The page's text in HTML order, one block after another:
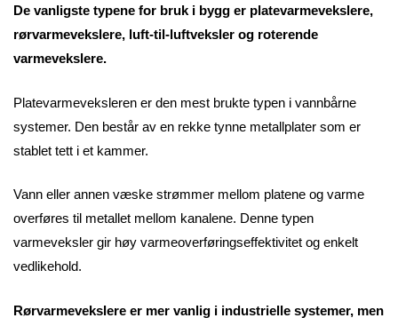
De vanligste typene for bruk i bygg er platevarmevekslere,
rørvarmevekslere, luft-til-luftveksler og roterende
varmevekslere.
Platevarmeveksleren er den mest brukte typen i vannbårne
systemer. Den består av en rekke tynne metallplater som er
stablet tett i et kammer.
Vann eller annen væske strømmer mellom platene og varme
overføres til metallet mellom kanalene. Denne typen
varmeveksler gir høy varmeoverføringseffektivitet og enkelt
vedlikehold.
Rørvarmevekslere er mer vanlig i industrielle systemer, men